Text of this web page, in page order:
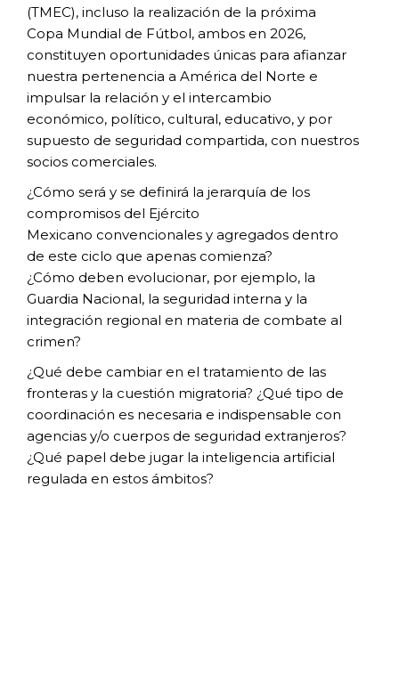
(TMEC), incluso la realización de la próxima
Copa Mundial de Fútbol, ambos en 2026,
constituyen oportunidades únicas para afianzar
nuestra pertenencia a América del Norte e
impulsar la relación y el intercambio
económico, político, cultural, educativo, y por
supuesto de seguridad compartida, con nuestros
socios comerciales.
¿Cómo será y se definirá la jerarquía de los
compromisos del Ejército
Mexicano convencionales y agregados dentro
de este ciclo que apenas comienza?
¿Cómo deben evolucionar, por ejemplo, la
Guardia Nacional, la seguridad interna y la
integración regional en materia de combate al
crimen?
¿Qué debe cambiar en el tratamiento de las
fronteras y la cuestión migratoria? ¿Qué tipo de
coordinación es necesaria e indispensable con
agencias y/o cuerpos de seguridad extranjeros?
¿Qué papel debe jugar la inteligencia artificial
regulada en estos ámbitos?